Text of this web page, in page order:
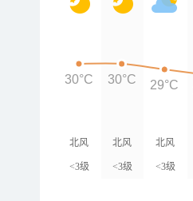
北风
<3级
北风
<3级
北风
<3级
30°C 30°C 29°C